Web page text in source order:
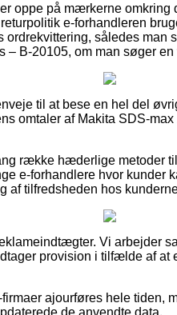
oppe på mærkerne
e-forhandleren
ordrekvittering, således man
– B-20105, om man søger
til at bese en hel del
omtaler af Makita SDS-
række hæderlige metoder
e-forhandlere hvor kunder
af tilfredsheden hos
Vi arbejder
provision i tilfælde af
ajourføres hele tiden,
de anvendte data.